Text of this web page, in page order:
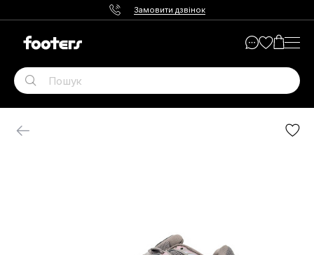
Замовити дзвінок